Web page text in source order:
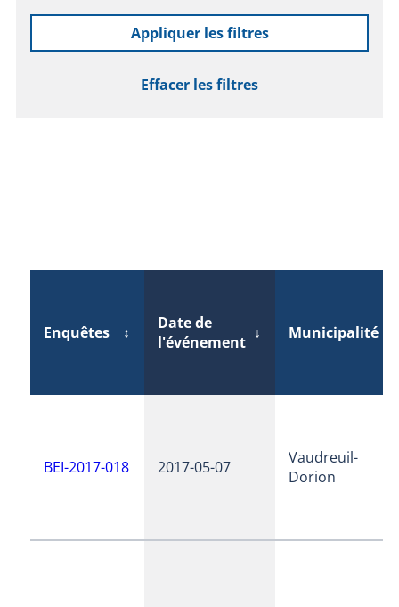
Appliquer les filtres
Effacer les filtres
Enquêtes ↕
Date de
l'événement ↓ Municipalité
BEI-2017-018 2017-05-07
Vaudreuil-
Dorion